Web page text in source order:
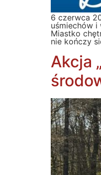
6 czerwca
uśmiechów i
Miastko
nie kończy
Akcja